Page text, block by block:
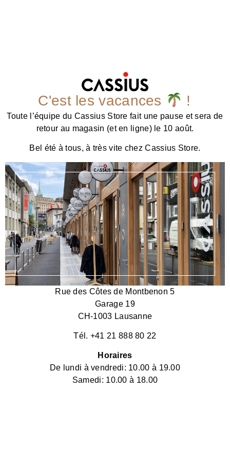
C'est les vacances !
Toute l’équipe du Cassius Store fait une pause et sera de
retour au magasin (et en ligne) le 10 août.
Bel été à tous, à très vite chez Cassius Store.
Rue des Côtes de Montbenon 5
Garage 19
CH-1003 Lausanne
Tél. +41 21 888 80 22
Horaires
De lundi à vendredi: 10.00 à 19.00
Samedi: 10.00 à 18.00